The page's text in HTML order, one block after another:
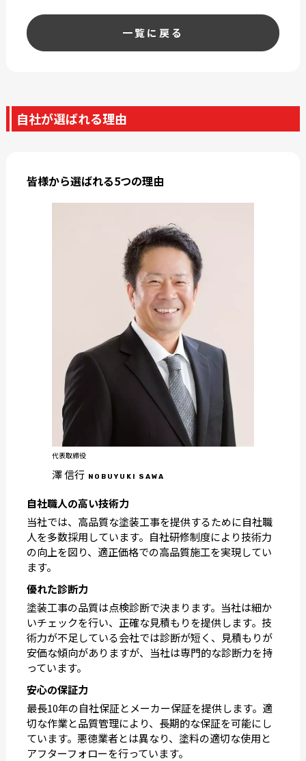
一覧に戻る
自社が選ばれる理由
皆様から選ばれる5つの理由
代表取締役
澤 信行 NOBUYUKI SAWA
自社職人の高い技術力
当社では、高品質な塗装工事を提供するために自社職
人を多数採用しています。自社研修制度により技術力
の向上を図り、適正価格での高品質施工を実現してい
ます。
優れた診断力
塗装工事の品質は点検診断で決まります。当社は細か
いチェックを行い、正確な見積もりを提供します。技
術力が不足している会社では診断が短く、見積もりが
安価な傾向がありますが、当社は専門的な診断力を持
っています。
安心の保証力
最長10年の自社保証とメーカー保証を提供します。適
切な作業と品質管理により、長期的な保証を可能にし
ています。悪徳業者とは異なり、塗料の適切な使用と
アフターフォローを行っています。